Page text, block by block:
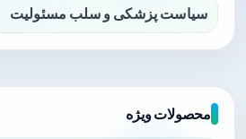
سیاست پزشکی و سلب مسئولیت
محصولات ویژه